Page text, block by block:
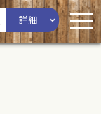
詳細